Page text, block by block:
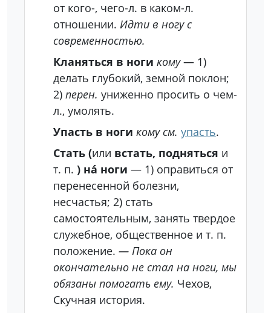
от кого-, чего-л. в каком-л.
отношении. Идти в ногу с
современностью.
Кланяться в ноги кому— 1)
делать глубокий, земной поклон;
2) перен. униженно просить о чем-
л., умолять.
Упасть в ноги кому см. упасть.
Стать (или встать, подняться и
т. п. ) на́ ноги — 1) оправиться от
перенесенной болезни,
несчастья; 2) стать
самостоятельным, занять твердое
служебное, общественное и т. п.
положение. — Пока он
окончательно не стал на ноги, мы
обязаны помогать ему. Чехов,
Скучная история.